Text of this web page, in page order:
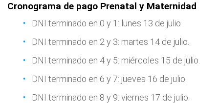
Cronograma de pago Prenatal y Maternidad
DNI terminado en 0 y 1: lunes 13 de julio
DNI terminado en 2 y 3: martes 14 de julio.
DNI terminado en 4 y 5: miércoles 15 de julio.
DNI terminado en 6 y 7: jueves 16 de julio.
DNI terminado en 8 y 9: viernes 17 de julio.